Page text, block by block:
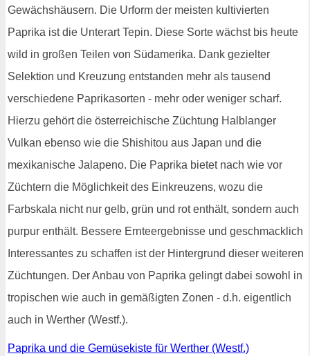
Gewächshäusern. Die Urform der meisten kultivierten
Paprika ist die Unterart Tepin. Diese Sorte wächst bis heute
wild in großen Teilen von Südamerika. Dank gezielter
Selektion und Kreuzung entstanden mehr als tausend
verschiedene Paprikasorten - mehr oder weniger scharf.
Hierzu gehört die österreichische Züchtung Halblanger
Vulkan ebenso wie die Shishitou aus Japan und die
mexikanische Jalapeno. Die Paprika bietet nach wie vor
Züchtern die Möglichkeit des Einkreuzens, wozu die
Farbskala nicht nur gelb, grün und rot enthält, sondern auch
purpur enthält. Bessere Ernteergebnisse und geschmacklich
Interessantes zu schaffen ist der Hintergrund dieser weiteren
Züchtungen. Der Anbau von Paprika gelingt dabei sowohl in
tropischen wie auch in gemäßigten Zonen - d.h. eigentlich
auch in Werther (Westf.).
Paprika und die Gemüsekiste für Werther (Westf.)